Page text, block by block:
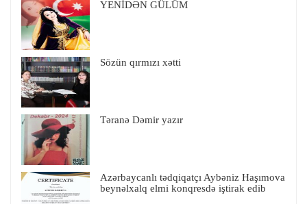
YENİDƏN GÜLÜM
Sözün qırmızı xətti
Təranə Dəmir yazır
Azərbaycanlı tədqiqatçı Aybəniz Haşımova
beynəlxalq elmi konqresdə iştirak edib